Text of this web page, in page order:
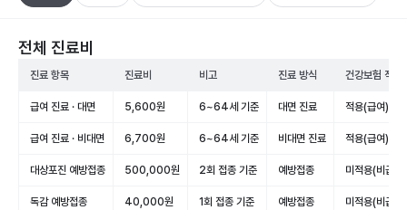
전체 진료비
진료 항목 진료비 비고 진료 방식 건강보험 적용
급여 진료 · 대면 5,600원 6~64세 기준 대면 진료 적용(급여)
급여 진료 · 비대면 6,700원 6~64세 기준 비대면 진료 적용(급여)
대상포진 예방접종 500,000원 2회 접종 기준 예방접종 미적용(비급여)
독감 예방접종 40,000원 1회 접종 기준 예방접종 미적용(비급여)